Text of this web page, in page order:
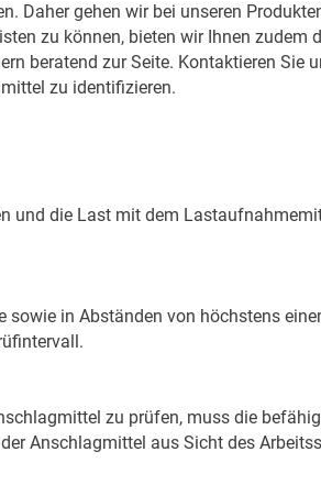
Daher gehen wir bei unseren
zu können, bieten wir Ihnen zudem
beratend zur Seite. Kontaktieren
zu identifizieren.
die Last mit dem
in Abständen von höchstens
zu prüfen, muss die
Anschlagmittel aus Sicht des